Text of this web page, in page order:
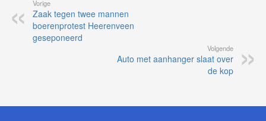
Vorige
Zaak tegen twee mannen
boerenprotest Heerenveen
geseponeerd
Volgende
Auto met aanhanger slaat over
de kop